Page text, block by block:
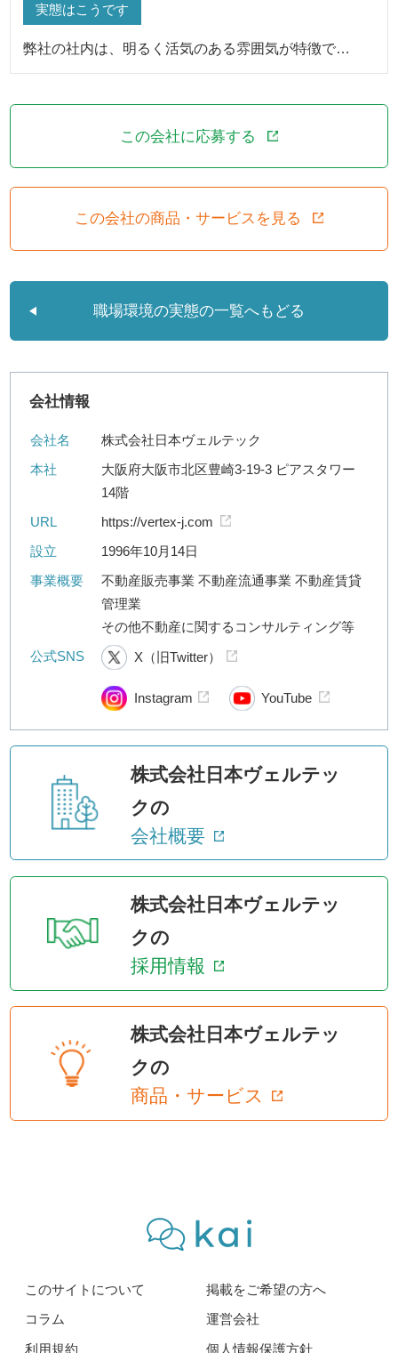
実態はこうです
弊社の社内は、明るく活気のある雰囲気が特徴で…
この会社に応募する
この会社の商品・サービスを見る
職場環境の実態の一覧へもどる
会社情報
会社名
株式会社日本ヴェルテック
本社
大阪府大阪市北区豊崎3-19-3 ピアスタワー
14階
URL
https://vertex-j.com
設立
1996年10月14日
事業概要
不動産販売事業 不動産流通事業 不動産賃貸
管理業
その他不動産に関するコンサルティング等
公式SNS
X（旧Twitter）
Instagram YouTube
株式会社日本ヴェルテッ
クの
会社概要
株式会社日本ヴェルテッ
クの
採用情報
株式会社日本ヴェルテッ
クの
商品・サービス
このサイトについて
掲載をご希望の方へ
コラム
運営会社
利用規約
個人情報保護方針